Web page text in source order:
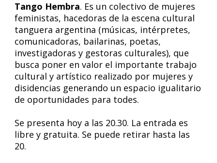
Tango Hembra. Es un colectivo de mujeres
feministas, hacedoras de la escena cultural
tanguera argentina (músicas, intérpretes,
comunicadoras, bailarinas, poetas,
investigadoras y gestoras culturales), que
busca poner en valor el importante trabajo
cultural y artístico realizado por mujeres y
disidencias generando un espacio igualitario
de oportunidades para todes.
Se presenta hoy a las 20.30. La entrada es
libre y gratuita. Se puede retirar hasta las
20.